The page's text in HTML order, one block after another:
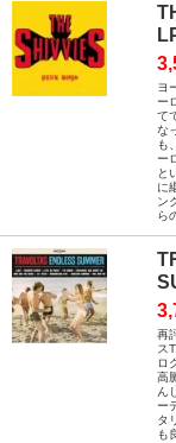
ヨ
ー
て
な
も
ー
と
に
ン
ら
再
ス
ロ
高
ん
ー
タ
も